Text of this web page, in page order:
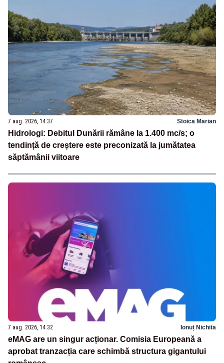
7 aug. 2026, 14:37 Stoica Marian
Hidrologi: Debitul Dunării rămâne la 1.400 mc/s; o
tendință de creștere este preconizată la jumătatea
săptămânii viitoare
7 aug. 2026, 14:32 Ionuț Nichita
eMAG are un singur acționar. Comisia Europeană a
aprobat tranzacția care schimbă structura gigantului